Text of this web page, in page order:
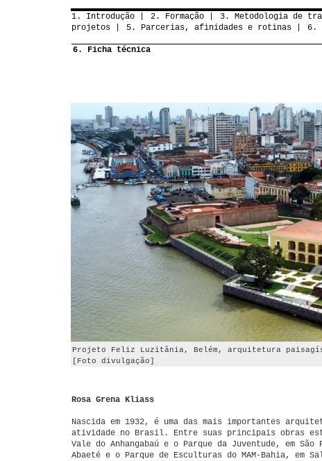
1. Introdução 2. Formação 3. Metodologia de
projetos
5. Parcerias, afinidades e rotinas 6.
6. Ficha técnica
Projeto Feliz Luzitânia, Belém, arquitetura
[Foto divulgação]
Rosa Grena Kliass
Nascida em 1932, é uma das mais importantes
atividade no Brasil. Entre suas principais obras
Vale do Anhangabaú e o Parque da Juventude, em
Abaeté e o Parque de Esculturas do MAM-Bahia, em